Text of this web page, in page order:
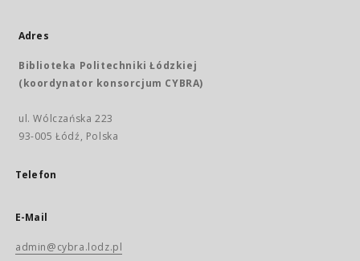
Adres
Biblioteka Politechniki Łódzkiej
(koordynator konsorcjum CYBRA)
ul. Wólczańska 223
93-005 Łódź, Polska
Telefon
E-Mail
admin@cybra.lodz.pl